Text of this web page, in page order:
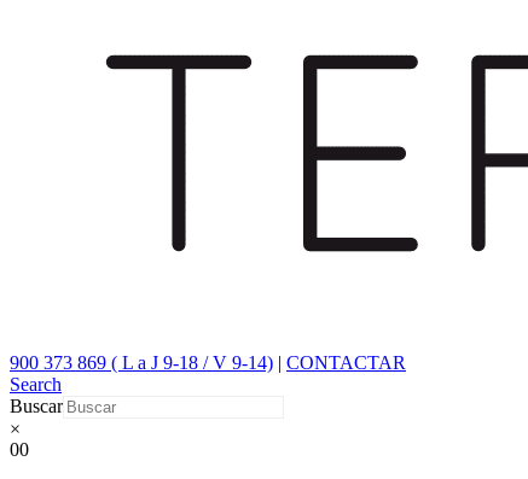
900 373 869 ( L a J 9-18 / V 9-14) | CONTACTAR
Search
Buscar
×
00